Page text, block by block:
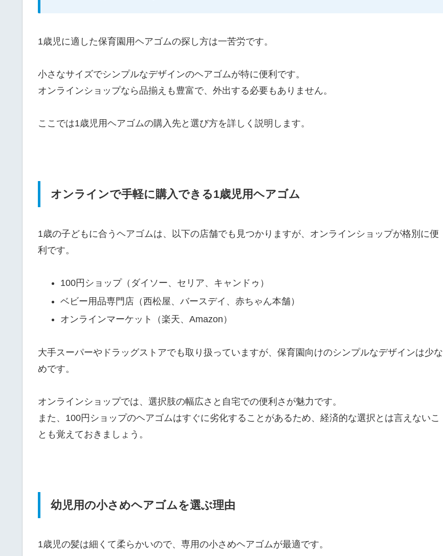
1歳児に適した保育園用ヘアゴムの探し方は一苦労です。
小さなサイズでシンプルなデザインのヘアゴムが特に便利です。
オンラインショップなら品揃えも豊富で、外出する必要もありません。
ここでは1歳児用ヘアゴムの購入先と選び方を詳しく説明します。
オンラインで手軽に購入できる1歳児用ヘアゴム
1歳の子どもに合うヘアゴムは、以下の店舗でも見つかりますが、オンラインショップが格別に便
利です。
100円ショップ（ダイソー、セリア、キャンドゥ）
ベビー用品専門店（西松屋、バースデイ、赤ちゃん本舗）
オンラインマーケット（楽天、Amazon）
大手スーパーやドラッグストアでも取り扱っていますが、保育園向けのシンプルなデザインは少な
めです。
オンラインショップでは、選択肢の幅広さと自宅での便利さが魅力です。
また、100円ショップのヘアゴムはすぐに劣化することがあるため、経済的な選択とは言えないこ
とも覚えておきましょう。
幼児用の小さめヘアゴムを選ぶ理由
1歳児の髪は細くて柔らかいので、専用の小さめヘアゴムが最適です。